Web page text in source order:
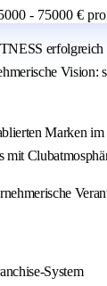
- 75000 € pro
Vision:
Marken
mit
System